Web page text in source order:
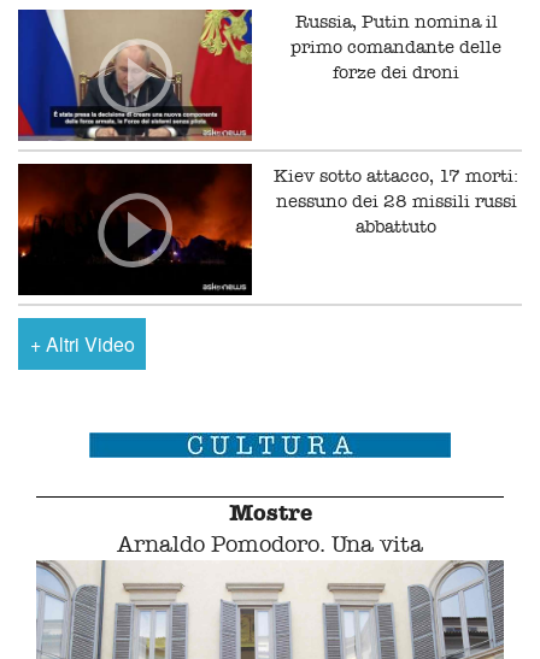
Russia, Putin nomina il
primo comandante delle
forze dei droni
Kiev sotto attacco, 17 morti:
nessuno dei 28 missili russi
abbattuto
+Altri Video
Mostre
Arnaldo Pomodoro. Una vita